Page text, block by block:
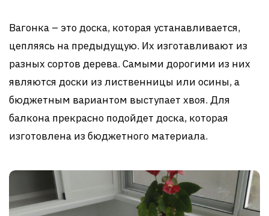
Вагонка – это доска, которая устанавливается,
цепляясь на предыдущую. Их изготавливают из
разных сортов дерева. Самыми дорогими из них
являются доски из лиственницы или осины, а
бюджетным вариантом выступает хвоя. Для
балкона прекрасно подойдет доска, которая
изготовлена из бюджетного материала.